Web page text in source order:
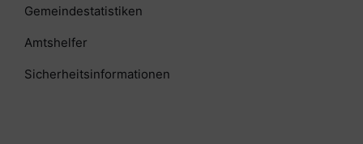
Gemeindestatistiken
Amtshelfer
Sicherheitsinformationen